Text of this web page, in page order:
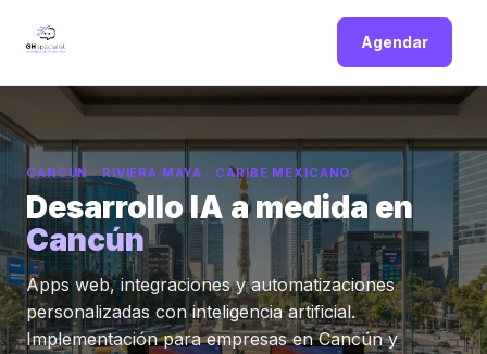
Agendar
CANCÚN · RIVIERA MAYA · CARIBE MEXICANO
Desarrollo IA a medida en
Cancún
Apps web, integraciones y automatizaciones
personalizadas con inteligencia artificial.
Implementación para empresas en Cancún y